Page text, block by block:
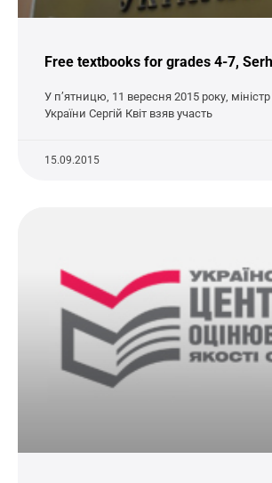
Free textbooks for grades 4-7,
У п’ятницю, 11 вересня 2015 року, міністр
України Сергій Квіт взяв участь
15.09.2015